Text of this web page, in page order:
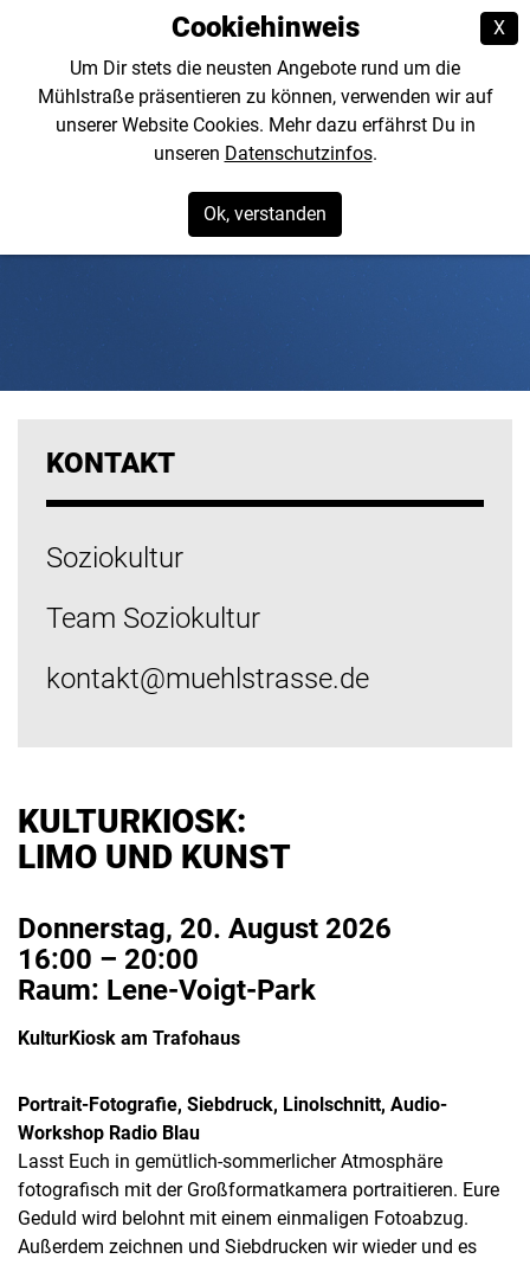
Cookiehinweis
Um Dir stets die neusten Angebote rund um die
Mühlstraße präsentieren zu können, verwenden wir auf
unserer Website Cookies. Mehr dazu erfährst Du in
unseren Datenschutzinfos.
Ok, verstanden
X
KONTAKT
Soziokultur
Team Soziokultur
kontakt@muehlstrasse.de
KULTURKIOSK:
LIMO UND KUNST
Donnerstag, 20. August 2026
16:00 – 20:00
Raum: Lene-Voigt-Park
KulturKiosk am Trafohaus
Portrait-Fotografie, Siebdruck, Linolschnitt, Audio-
Workshop Radio Blau
Lasst Euch in gemütlich-sommerlicher Atmosphäre
fotografisch mit der Großformatkamera portraitieren. Eure
Geduld wird belohnt mit einem einmaligen Fotoabzug.
Außerdem zeichnen und Siebdrucken wir wieder und es